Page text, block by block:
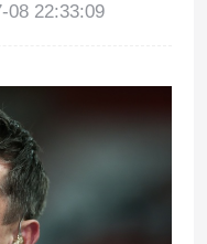
08 22:33:09